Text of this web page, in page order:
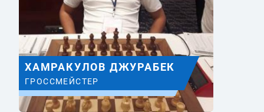
ХАМРАКУЛОВ ДЖУРАБЕК
ГРОССМЕЙСТЕР